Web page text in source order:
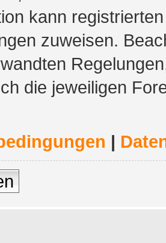
kann
zuweisen.
die jeweiligen
|